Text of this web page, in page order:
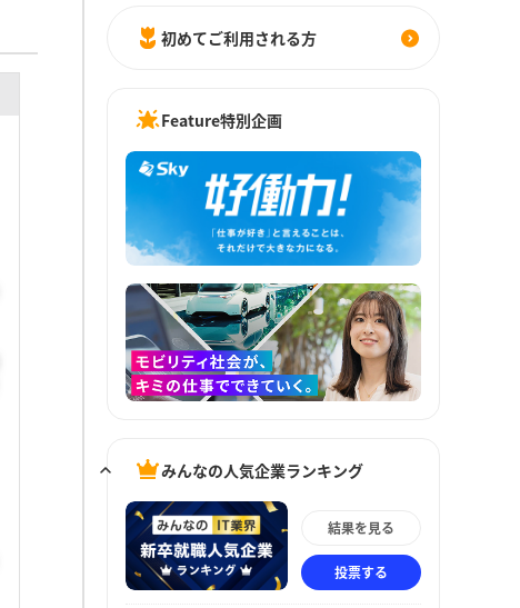
初めてご利用される方
Feature特別企画
みんなの人気企業ランキング
結果を見る
投票する